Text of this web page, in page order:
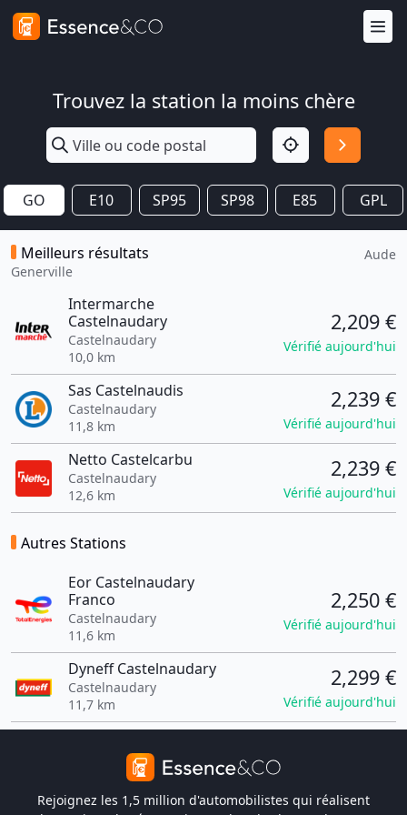
Trouvez la station la moins chère
GO E10 SP95 SP98 E85 GPL
Meilleurs résultats
Generville
Aude
Intermarche
Castelnaudary
Castelnaudary
10,0 km
2,209 €
Vérifié aujourd'hui
Sas Castelnaudis
Castelnaudary
11,8 km
2,239 €
Vérifié aujourd'hui
Netto Castelcarbu
Castelnaudary
12,6 km
2,239 €
Vérifié aujourd'hui
Autres Stations
Eor Castelnaudary
Franco
Castelnaudary
11,6 km
2,250 €
Vérifié aujourd'hui
Dyneff Castelnaudary
Castelnaudary
11,7 km
2,299 €
Vérifié aujourd'hui
Rejoignez les 1,5 million d'automobilistes qui réalisent